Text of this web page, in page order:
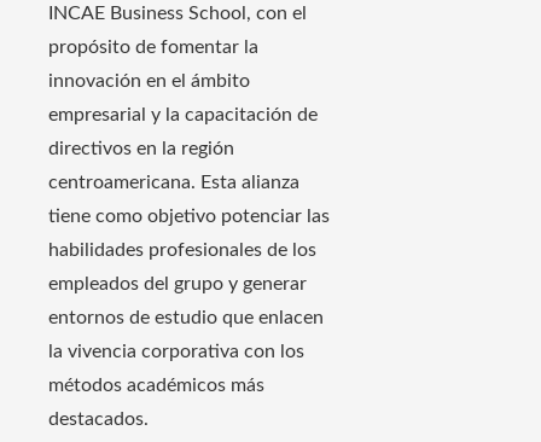
INCAE Business School, con el
propósito de fomentar la
innovación en el ámbito
empresarial y la capacitación de
directivos en la región
centroamericana. Esta alianza
tiene como objetivo potenciar las
habilidades profesionales de los
empleados del grupo y generar
entornos de estudio que enlacen
la vivencia corporativa con los
métodos académicos más
destacados.